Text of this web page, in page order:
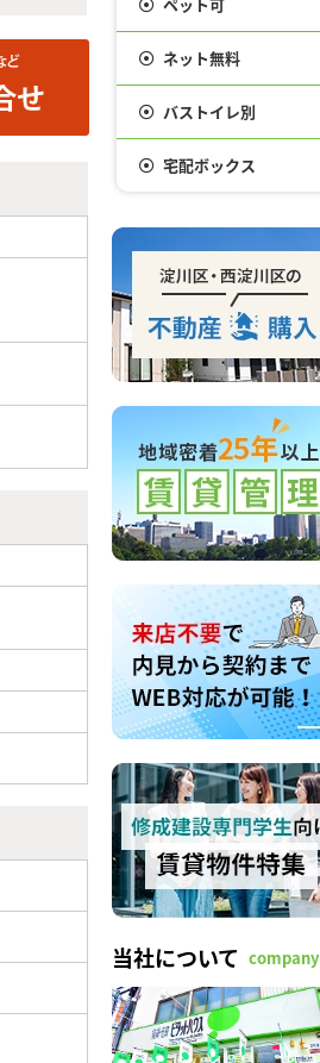
ネット無料
バストイレ別
宅配ボックス
当社について company